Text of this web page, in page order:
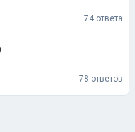
74 ответа
78 ответов